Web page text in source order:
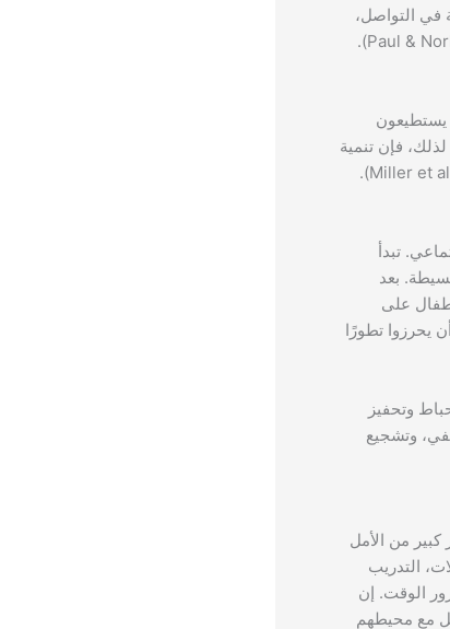
في التواصل،
يستطيعون
فإن تنمية
تبدأ
بعد
على
يحرزوا تطورًا
وتحفيز
وتشجيع
من الأمل
التدريب
الوقت. إن
مع محيطهم